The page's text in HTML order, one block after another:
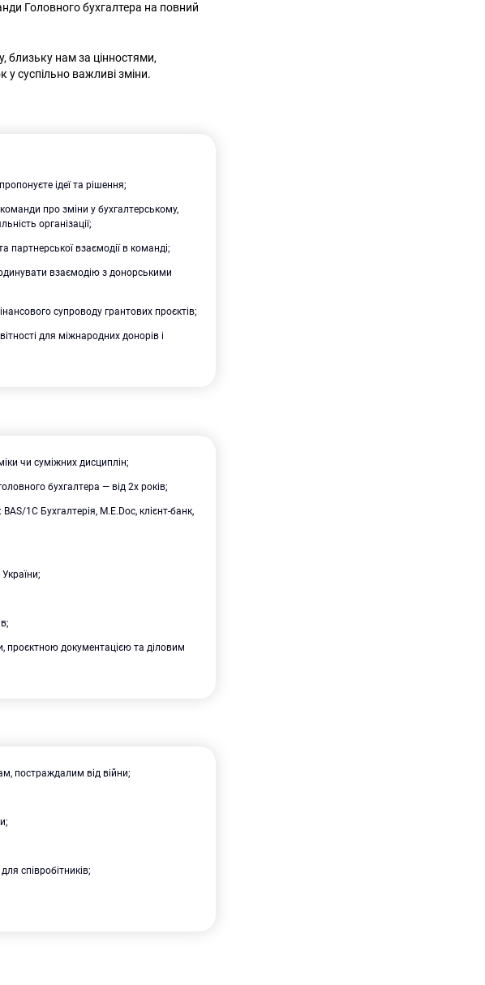
Головного бухгалтера на повний
близьку нам за цінностями,
суспільно важливі зміни.
ідеї та рішення;
про зміни у бухгалтерському,
організації;
партнерської взаємодії в команді;
взаємодію з донорськими
супроводу грантових проєктів;
для міжнародних донорів і
чи суміжних дисциплін;
бухгалтера — від 2х років;
1С Бухгалтерія, M.E.Doc, клієнт-банк,
проєктною документацією та діловим
постраждалим від війни;
співробітників;